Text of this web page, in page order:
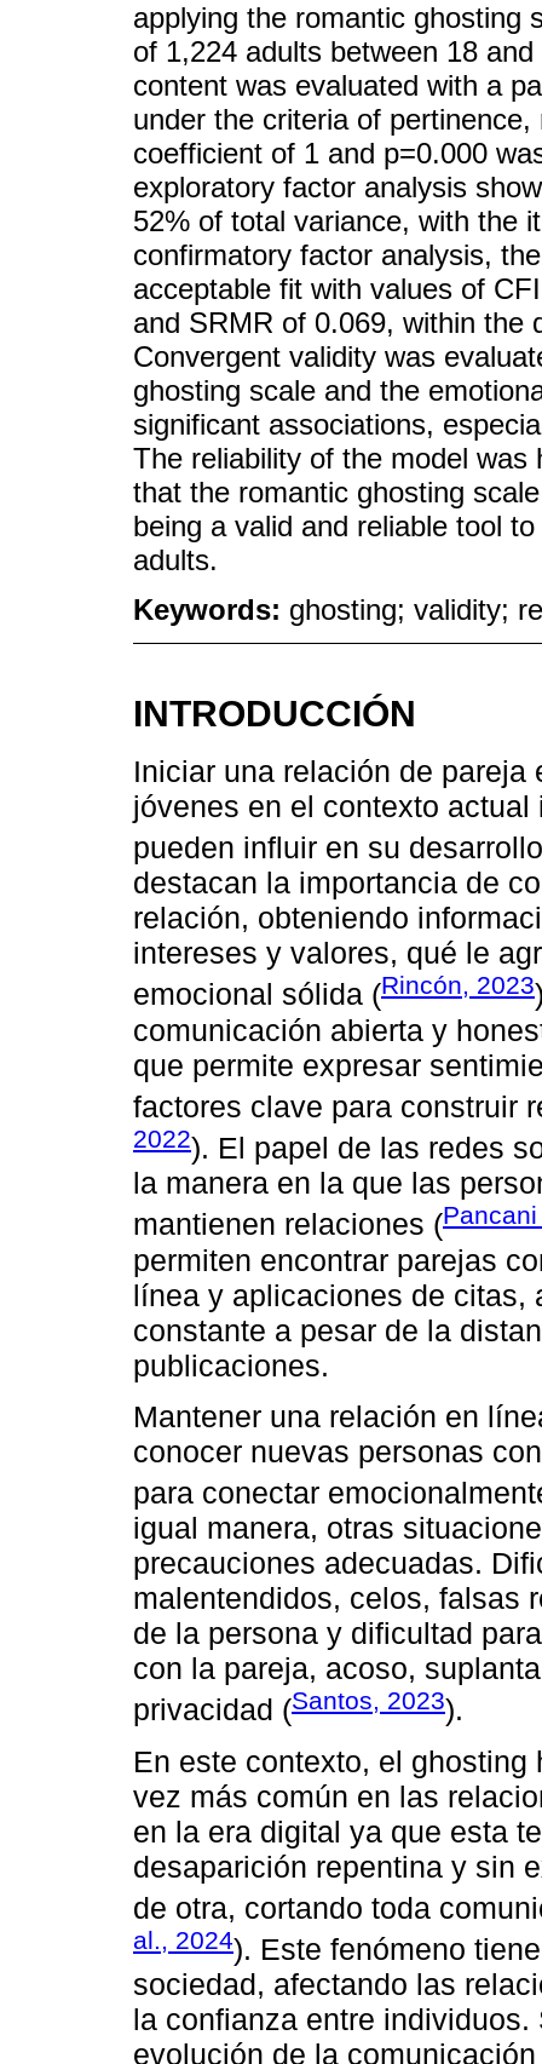
applying the romantic ghosting
of 1,224 adults between 18
content was evaluated with a
under the criteria of
coefficient of 1 and p=0.000
exploratory factor analysis
52% of total variance, with the
confirmatory factor analysis,
acceptable fit with values of
and SRMR of 0.069, within the
Convergent validity was
ghosting scale and the
significant associations,
The reliability of the model
that the romantic ghosting
being a valid and reliable tool
adults.
Keywords: ghosting; validity;
INTRODUCCIÓN
Iniciar una relación de
jóvenes en el contexto
pueden influir en su
destacan la importancia de
relación, obteniendo
intereses y valores, qué le
emocional sólida (Rincón, 2023
comunicación abierta y
que permite expresar
factores clave para construir
2022). El papel de las redes
la manera en la que las
mantienen relaciones (
permiten encontrar parejas
línea y aplicaciones de citas,
constante a pesar de la
publicaciones.
Mantener una relación en
conocer nuevas personas
para conectar
igual manera, otras
precauciones adecuadas.
malentendidos, celos, falsas
de la persona y dificultad
con la pareja, acoso,
privacidad (Santos, 2023).
En este contexto, el
vez más común en las
en la era digital ya que esta
desaparición repentina y sin
de otra, cortando toda
al., 2024). Este fenómeno
sociedad, afectando las
la confianza entre
evolución de la